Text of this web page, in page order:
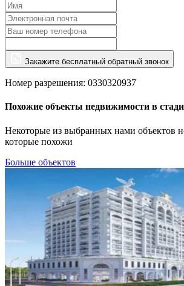
Закажите бесплатный обратный звонок
Номер разрешения: 0330320937
Похожие объекты недвижимости в
Некоторые из выбранных нами объектов
которые похожи
Больше объектов